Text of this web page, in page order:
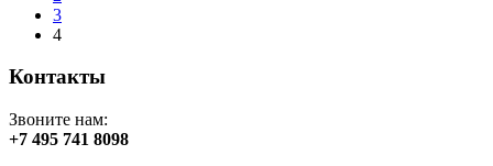
3
4
Контакты
Звоните нам:
+7 495 741 8098